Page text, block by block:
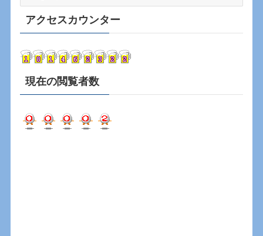
カ
イ
アクセスカウンター
現在の閲覧者数